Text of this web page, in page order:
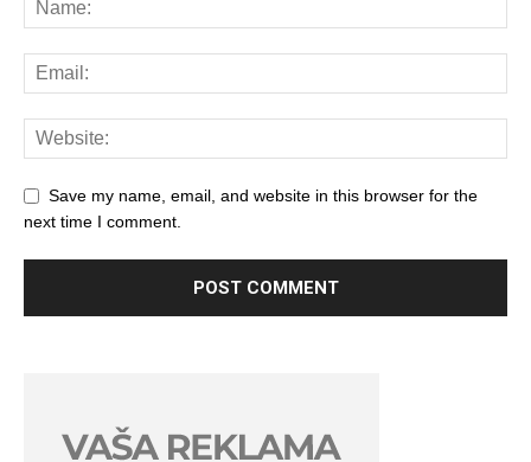
Save my name, email, and website in this browser for the
next time I comment.